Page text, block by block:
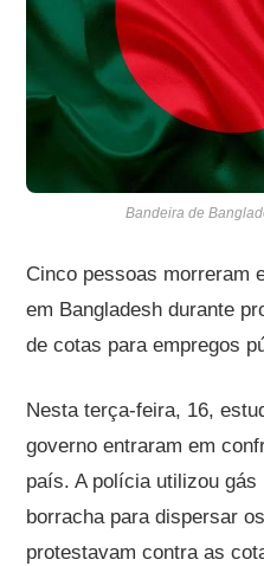
Bandeira de
Cinco pessoas morreram
em Bangladesh durante
de cotas para empregos
Nesta terça-feira, 16,
governo entraram em
país. A polícia utilizou
borracha para dispersar
protestavam contra as